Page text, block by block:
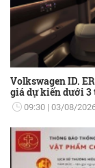
Volkswagen ID.
giá dự kiến dưới 3
09:30 03/08/